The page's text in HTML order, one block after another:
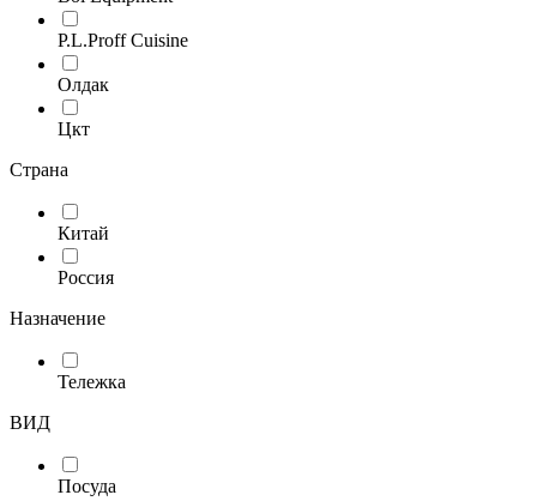
P.L.Proff Cuisine
Олдак
Цкт
Страна
Китай
Россия
Назначение
Тележка
ВИД
Посуда